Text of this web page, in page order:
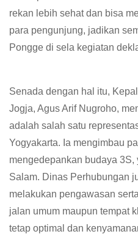
rekan lebih sehat dan bisa
para pengunjung, jadikan
Pongge di sela kegiatan
Senada dengan hal itu,
Jogja, Agus Arif Nugroho,
adalah salah satu
Yogyakarta. Ia mengimbau
mengedepankan budaya
Salam. Dinas Perhubungan
melakukan pengawasan
jalan umum maupun tempat
tetap optimal dan